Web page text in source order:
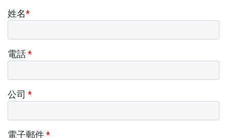
姓名*
電話 *
公司 *
電子郵件 *